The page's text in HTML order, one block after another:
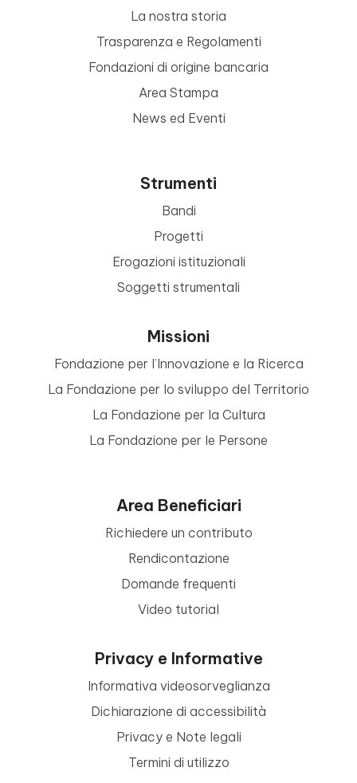
La nostra storia
Trasparenza e Regolamenti
Fondazioni di origine bancaria
Area Stampa
News ed Eventi
Strumenti
Bandi
Progetti
Erogazioni istituzionali
Soggetti strumentali
Missioni
Fondazione per l’Innovazione e la Ricerca
La Fondazione per lo sviluppo del Territorio
La Fondazione per la Cultura
La Fondazione per le Persone
Area Beneficiari
Richiedere un contributo
Rendicontazione
Domande frequenti
Video tutorial
Privacy e Informative
Informativa videosorveglianza
Dichiarazione di accessibilità
Privacy e Note legali
Termini di utilizzo